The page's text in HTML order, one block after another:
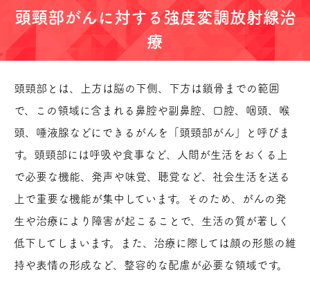
頭頸部がんに対する強度変調放射線治
療
頭頸部とは、上方は脳の下側、下方は鎖骨までの範囲
で、この領域に含まれる鼻腔や副鼻腔、口腔、咽頭、喉
頭、唾液腺などにできるがんを「頭頸部がん」と呼びま
す。頭頸部には呼吸や食事など、人間が生活をおくる上
で必要な機能、発声や味覚、聴覚など、社会生活を送る
上で重要な機能が集中しています。そのため、がんの発
生や治療により障害が起こることで、生活の質が著しく
低下してしまいます。また、治療に際しては顔の形態の維
持や表情の形成など、整容的な配慮が必要な領域です。